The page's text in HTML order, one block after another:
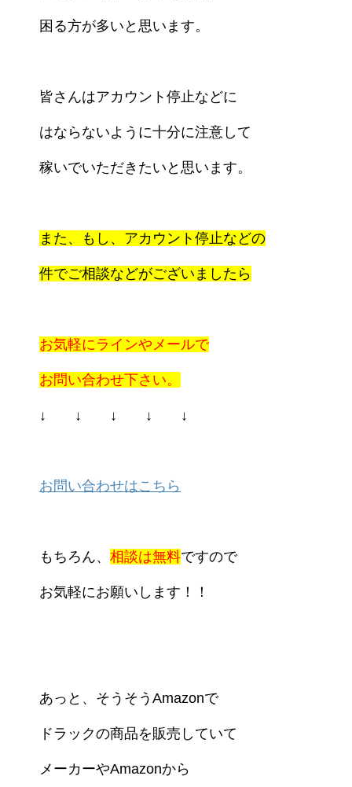
困る方が多いと思います。
皆さんはアカウント停止などに
はならないように十分に注意して
稼いでいただきたいと 思います。
また、もし、アカウント停止などの
件でご相談などがございましたら
お気軽にラインやメールで
お問い合わせ下さい。
↓ ↓ ↓ ↓ ↓
お問い合わせはこちら
もちろん、 相談は無料ですので
お気軽にお願いします！！
あっと、そうそうAmazonで
ドラックの商品を販売していて
メーカーやAmazonから